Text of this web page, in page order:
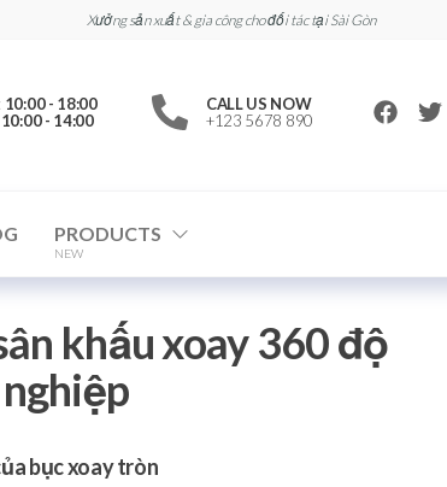
Xưởng sản xuất & gia công cho đối tác tại Sài Gòn
10:00 - 18:00
10:00 - 14:00
CALL US NOW
+123 5678 890
PRODUCTS
NEW
khấu xoay 360 độ
bục xoay tròn